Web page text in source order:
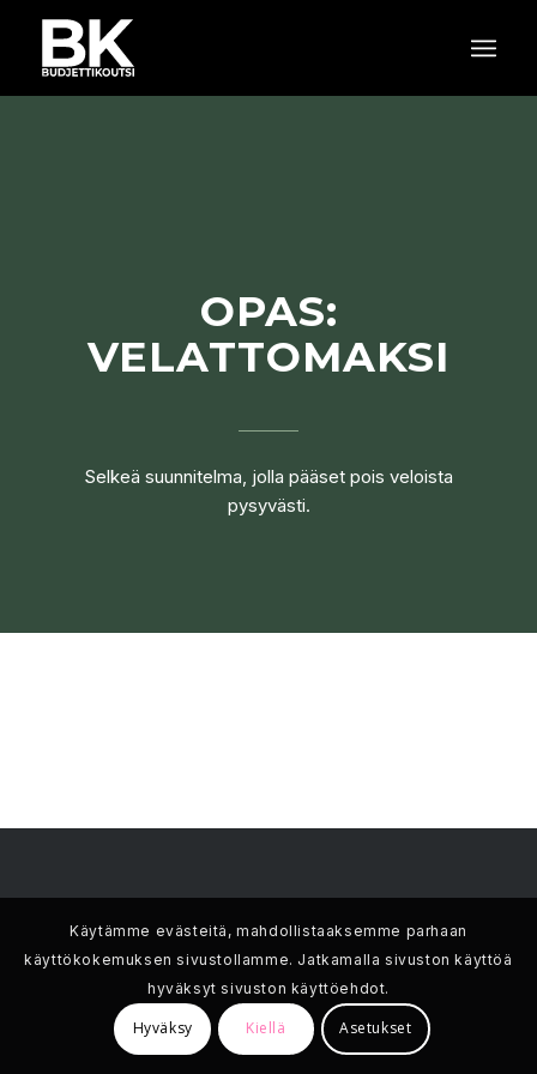
OPAS:
VELATTOMAKSI
Selkeä suunnitelma, jolla pääset pois veloista
pysyvästi.
Käytämme evästeitä, mahdollistaaksemme parhaan
käyttökokemuksen sivustollamme. Jatkamalla sivuston käyttöä
hyväksyt sivuston käyttöehdot.
Hyväksy Kiellä Asetukset